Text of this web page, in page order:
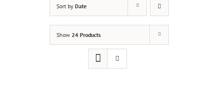
Sort by Date
Show 24 Products